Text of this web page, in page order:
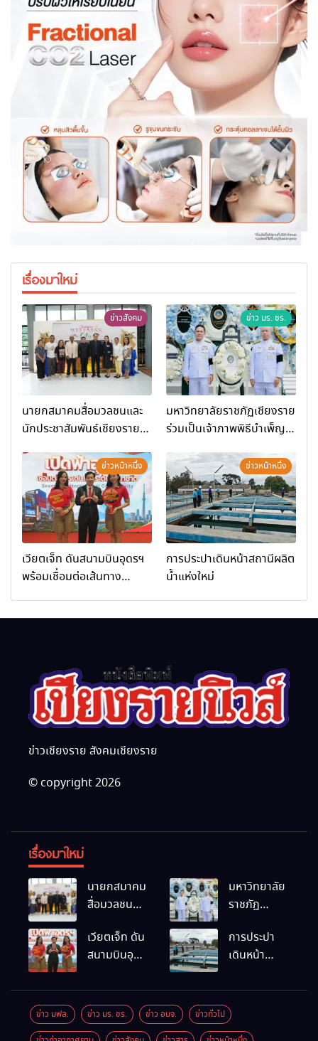
เรื่องมาใหม่
ข่าวสังคม
นายกสมาคมสื่อมวลชนและ
นักประชาสัมพันธ์เชียงราย
การท่องเที่ยวและกีฬาจังหวัด
เชียงราย จัดกิจกรรมอบรม
“การพัฒนาศักยภาพผู้
ประกอบการและเครือข่าย
ธุรกิจ Wellness สู่การ
เติบโตอย่างยั่งยืน (Chiang
Rai Wellness Business
ข่าว มร. ชร.
มหาวิทยาลัยราชภัฏเชียงราย
ร่วมเป็นเจ้าภาพพิธีบำเพ็ญ
มหากรุณาธิคุณ
ข่าวหน้าหนึ่ง
เวียตเจ็ท ดันสนามบินอุดรฯ
พร้อมเชื่อมต่อเส้นทาง
ข่าวหน้าหนึ่ง
การประปาเดินหน้าสถานีผลิต
น้ำแห่งใหม่
ข่าวเชียงราย สังคมเชียงราย
© copyright 2026
เรื่องมาใหม่
นายกสมาคม
สื่อมวลชน
ประชาสัมพันธ์
เชียงราย
กิจกรรมที่
สำนักงาน
การท่องเที่ยว
มหาวิทยาลัย
ราชภัฏ
ร่วมเป็นเจ้า
ภาพพิธี
พร้อมน้อม
สำนึกในพระ
มหากรุณาธิคุณ
เวียตเจ็ท ดัน
สนามบินอุ
เชื่อมต่อเส้น
ทางนานาชาติ
การประปา
เดินหน้า
แห่งใหม่
ข่าว มฟล. ข่าว มร. ชร. ข่าว อบจ. ข่าวทั่วไป